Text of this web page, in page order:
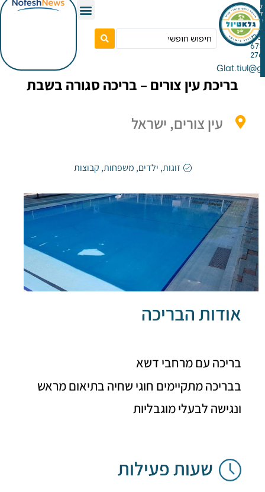
עין צורים – בריכה סגורה בשבת
עין צורים, ישראל
ילדים,משפחות,קבוצות
הבריכה
עם מרחבי דשא
מתקיימים חוגי שחיה בתיאום מראש
לבעלי מוגבליות
שעות פעילות